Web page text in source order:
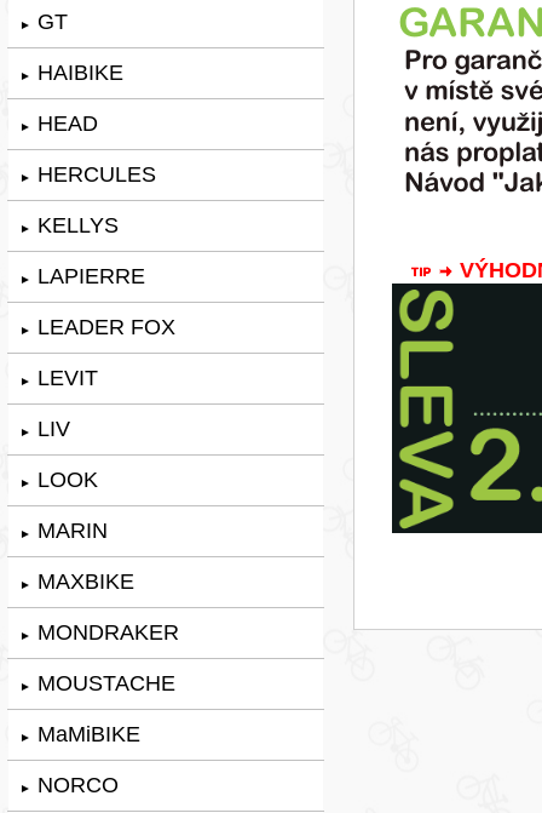
► GT
► HAIBIKE
► HEAD
► HERCULES
► KELLYS
► LAPIERRE
► LEADER FOX
► LEVIT
► LIV
► LOOK
► MARIN
► MAXBIKE
► MONDRAKER
► MOUSTACHE
► MaMiBIKE
► NORCO